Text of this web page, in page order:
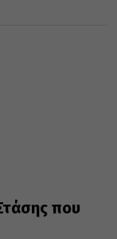
που